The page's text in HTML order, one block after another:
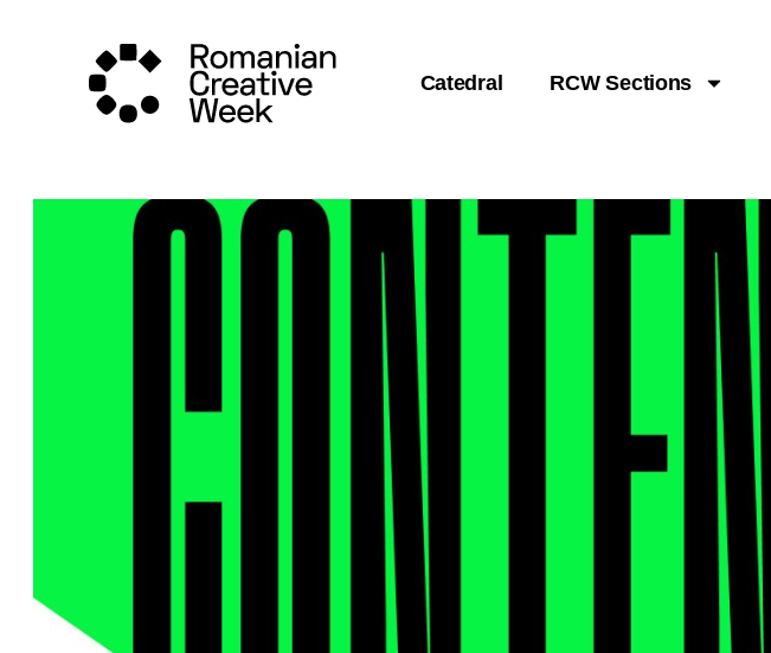
Catedral RCW Sections